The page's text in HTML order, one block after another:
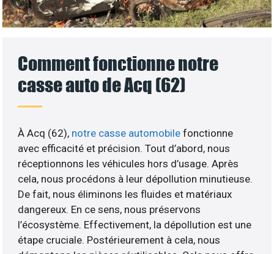
Comment fonctionne notre
casse auto de Acq (62)
À Acq (62), notre casse automobilefonctionne
avec efficacité et précision. Tout d’abord, nous
réceptionnons les véhicules hors d’usage. Après
cela, nous procédons à leur dépollution minutieuse.
De fait, nous éliminons les fluides et matériaux
dangereux. En ce sens, nous préservons
l’écosystème. Effectivement, la dépollution est une
étape cruciale. Postérieurement à cela, nous